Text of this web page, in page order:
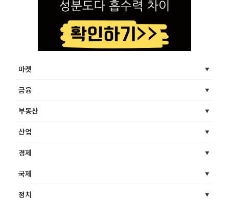
마켓
금융
부동산
산업
경제
국제
정치